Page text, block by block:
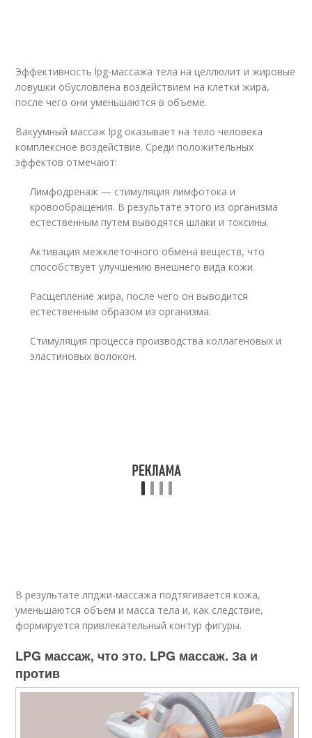
Эффективность lpg-массажа тела на целлюлит и жировые
ловушки обусловлена воздействием на клетки жира,
после чего они уменьшаются в объеме.
Вакуумный массаж lpg оказывает на тело человека
комплексное воздействие. Среди положительных
эффектов отмечают:
Лимфодренаж — стимуляция лимфотока и
кровообращения. В результате этого из организма
естественным путем выводятся шлаки и токсины.
Активация межклеточного обмена веществ, что
способствует улучшению внешнего вида кожи.
Расщепление жира, после чего он выводится
естественным образом из организма.
Стимуляция процесса производства коллагеновых и
эластиновых волокон.
В результате лпджи-массажа подтягивается кожа,
уменьшаются объем и масса тела и, как следствие,
формируется привлекательный контур фигуры.
LPG массаж, что это. LPG массаж. За и
против